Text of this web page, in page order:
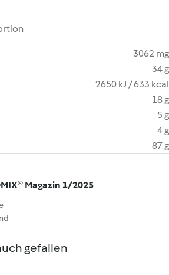
3062 mg
34 g
2650 kJ / 633 kcal
18 g
5 g
4 g
87 g
Magazin 1/2025
gefallen